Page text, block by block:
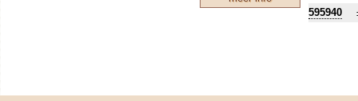
595940